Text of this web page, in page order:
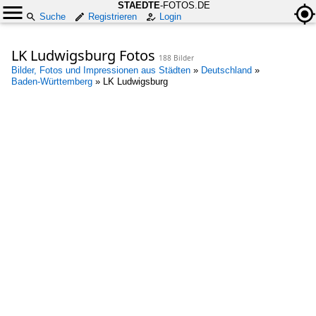
STAEDTE-FOTOS.DE
Suche
Registrieren Login
LK Ludwigsburg Fotos 188 Bilder
Bilder, Fotos und Impressionen aus Städten » Deutschland »
Baden-Württemberg » LK Ludwigsburg